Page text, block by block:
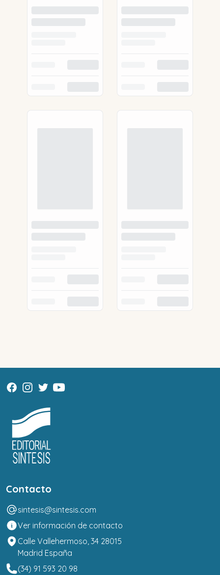
Contacto
sintesis@sintesis.com
Ver información de contacto
Calle Vallehermoso, 34 28015
Madrid España
(34) 91 593 20 98